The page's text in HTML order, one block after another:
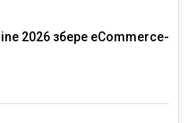
2026 збере eCommerce-